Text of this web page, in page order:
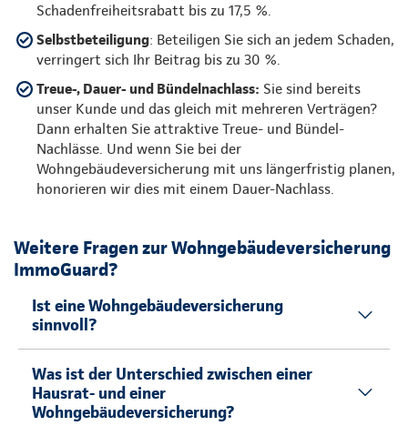
Schadenfreiheitsrabatt bis zu 17,5 %.
Selbstbeteiligung: Beteiligen Sie sich an jedem Schaden,
verringert sich Ihr Beitrag bis zu 30 %.
Treue-, Dauer- und Bündelnachlass: Sie sind bereits
unser Kunde und das gleich mit mehreren Verträgen?
Dann erhalten Sie attraktive Treue- und Bündel-
Nachlässe. Und wenn Sie bei der
Wohngebäudeversicherung mit uns längerfristig planen,
honorieren wir dies mit einem Dauer-Nachlass.
Weitere Fragen zur Wohngebäudeversicherung
ImmoGuard?
Ist eine Wohngebäudeversicherung
sinnvoll?
Was ist der Unterschied zwischen einer
Hausrat- und einer
Wohngebäudeversicherung?